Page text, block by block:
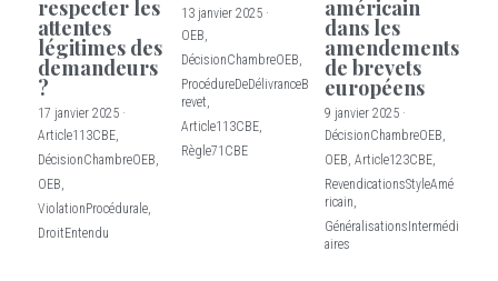
respecter les
attentes
légitimes des
demandeurs
?
17 janvier 2025 ·
Article113CBE,
DécisionChambreOEB,
OEB,
ViolationProcédurale,
DroitEntendu
13 janvier 2025 ·
OEB,
DécisionChambreOEB,
ProcédureDeDélivranceB
revet,
Article113CBE,
Règle71CBE
américain
dans les
amendements
de brevets
européens
9 janvier 2025 ·
DécisionChambreOEB,
OEB, Article123CBE,
RevendicationsStyleAmé
ricain,
GénéralisationsIntermédi
aires